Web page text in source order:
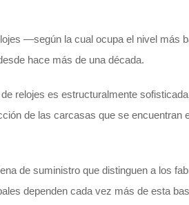
—según la cual ocupa el nivel más
hace más de una década.
relojes es estructuralmente
de las carcasas que se encuentran
de suministro que distinguen a los
dependen cada vez más de esta